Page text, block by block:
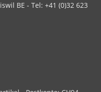
BE - Tel: +41 (0)32 623